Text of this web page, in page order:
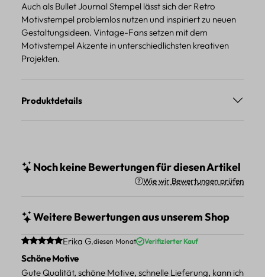
Auch als Bullet Journal Stempel lässt sich der Retro
Motivstempel problemlos nutzen und inspiriert zu neuen
Gestaltungsideen. Vintage-Fans setzen mit dem
Motivstempel Akzente in unterschiedlichsten kreativen
Projekten.
Produktdetails
Noch keine Bewertungen für diesen Artikel
Wie wir Bewertungen prüfen
Weitere Bewertungen aus unserem Shop
Durchschnittliche Bewertung von 5 von 5 Sternen
Erika G.diesen Monat Verifizierter Kauf
Schöne Motive
Gute Qualität, schöne Motive, schnelle Lieferung, kann ich